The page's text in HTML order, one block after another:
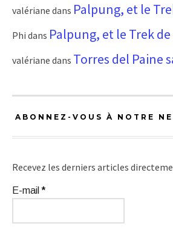
valériane dans Palpung, et le
Phi dans Palpung, et le Trek
valériane dans Torres del Paine
ABONNEZ-VOUS À NOTRE
Recevez les derniers articles
E-mail*